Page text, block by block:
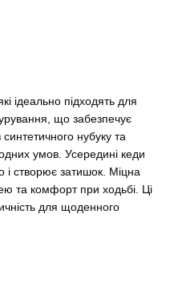
ідеально підходять для
що забезпечує
нубуку та
умов. Усередині кеди
і створює затишок. Міцна
та комфорт при ходьбі. Ці
для щоденного